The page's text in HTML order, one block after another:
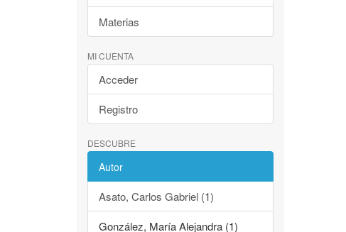
Materias
MI CUENTA
Acceder
Registro
DESCUBRE
Autor
Asato, Carlos Gabriel (1)
González, María Alejandra (1)